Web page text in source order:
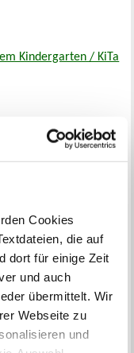
Cookies
die auf
dort für einige Zeit
und auch
übermittelt. Wir
Webseite zu
und
Kindergarten / KiTa